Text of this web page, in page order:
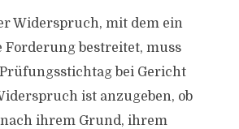
Widerspruch, mit dem ein
Forderung bestreitet, muss
bei Gericht
ist anzugeben, ob
ihrem Grund, ihrem